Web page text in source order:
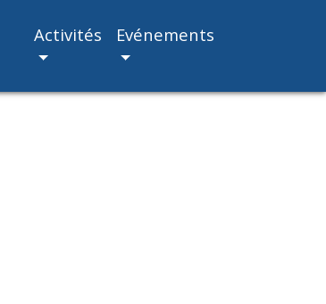
Activités Evénements